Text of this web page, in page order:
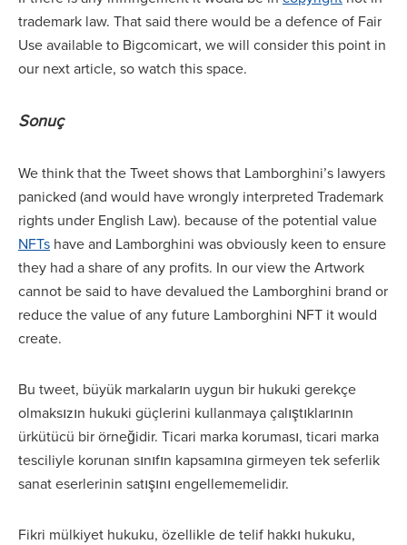
trademark law. That said there would be a defence of Fair
Use available to Bigcomicart, we will consider this point in
our next article, so watch this space.
Sonuç
We think that the Tweet shows that Lamborghini’s lawyers
panicked (and would have wrongly interpreted Trademark
rights under English Law). because of the potential value
NFTs have and Lamborghini was obviously keen to ensure
they had a share of any profits. In our view the Artwork
cannot be said to have devalued the Lamborghini brand or
reduce the value of any future Lamborghini NFT it would
create.
Bu tweet, büyük markaların uygun bir hukuki gerekçe
olmaksızın hukuki güçlerini kullanmaya çalıştıklarının
ürkütücü bir örneğidir. Ticari marka koruması, ticari marka
tesciliyle korunan sınıfın kapsamına girmeyen tek seferlik
sanat eserlerinin satışını engellememelidir.
Fikri mülkiyet hukuku, özellikle de telif hakkı hukuku,